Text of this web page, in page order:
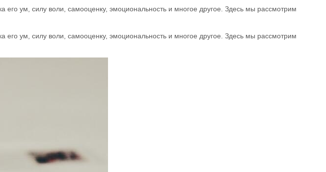
его ум, силу воли, самооценку, эмоциональность и многое другое. Здесь мы рассмотрим
его ум, силу воли, самооценку, эмоциональность и многое другое. Здесь мы рассмотрим